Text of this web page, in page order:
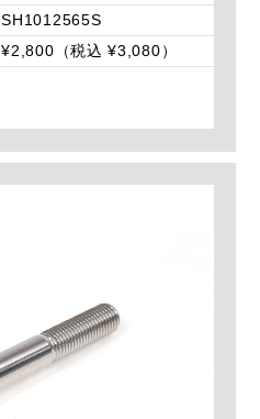
SH1012565S
¥2,800（税込 ¥3,080）